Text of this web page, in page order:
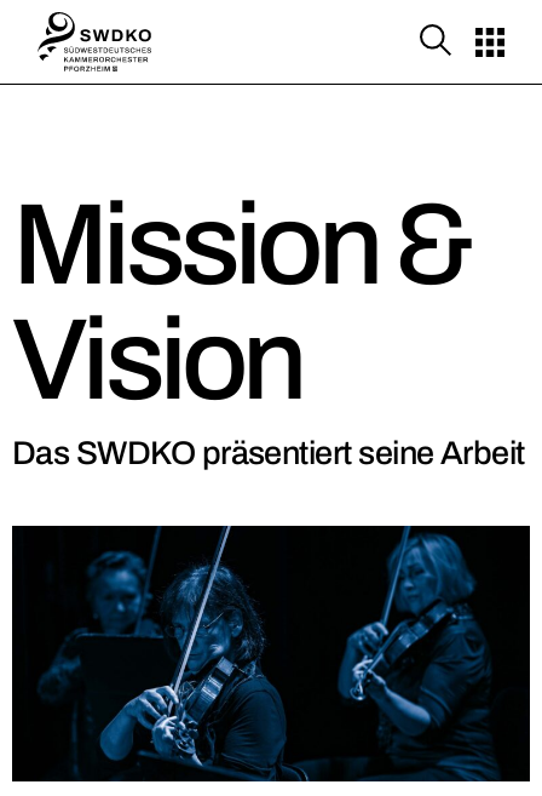
Mission &
Vision
Das SWDKO präsentiert seine Arbeit